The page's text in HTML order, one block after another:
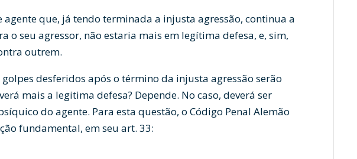
agente que, já tendo terminada a injusta agressão, continua a
o seu agressor, não estaria mais em legítima defesa, e, sim,
outrem.
desferidos após o término da injusta agressão serão
mais a legitima defesa? Depende. No caso, deverá ser
do agente. Para esta questão, o Código Penal Alemão
fundamental, em seu art. 33: